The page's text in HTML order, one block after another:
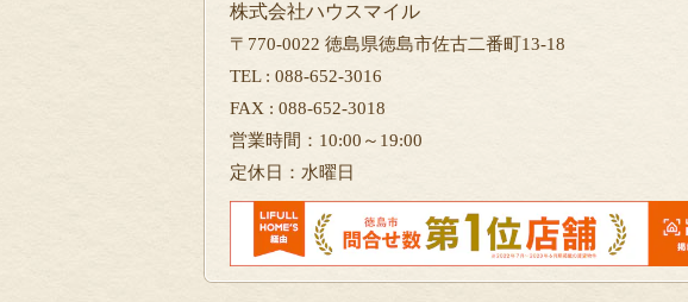
株式会社ハウスマイル
〒770-0022 徳島県徳島市佐古二番町13-18
TEL : 088-652-3016
FAX : 088-652-3018
営業時間：10:00～19:00
定休日：水曜日